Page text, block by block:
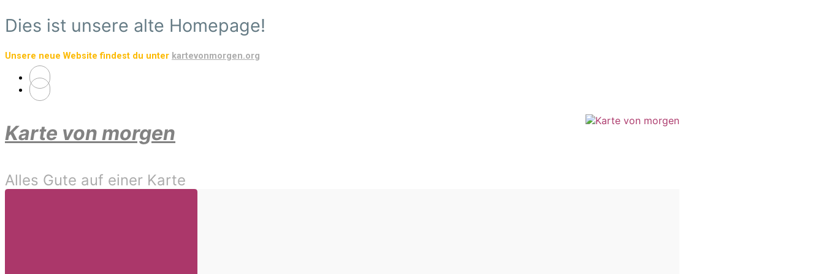
Zum
Hauptinhalt
Dies ist unsere alte Homepage!
Unsere neue Website findest du unter kartevonmorgen.org
Karte von morgen
Alles Gute auf einer Karte